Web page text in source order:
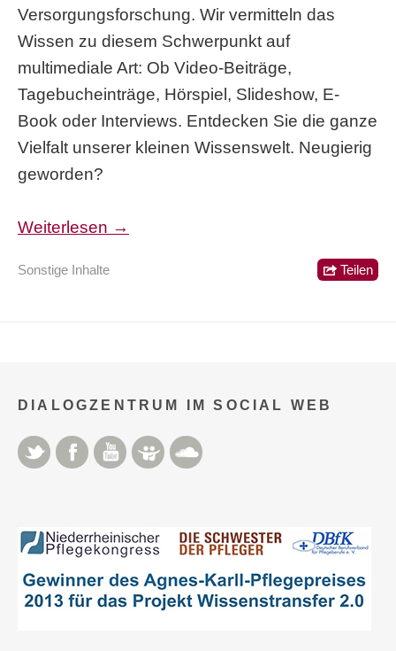
Versorgungsforschung. Wir vermitteln das
Wissen zu diesem Schwerpunkt auf
multimediale Art: Ob Video-Beiträge,
Tagebucheinträge, Hörspiel, Slideshow, E-
Book oder Interviews. Entdecken Sie die ganze
Vielfalt unserer kleinen Wissenswelt. Neugierig
geworden?
Weiterlesen →
Sonstige Inhalte Teilen
DIALOGZENTRUM IM SOCIAL WEB
Twitter FacebookYouTubeSlideshare